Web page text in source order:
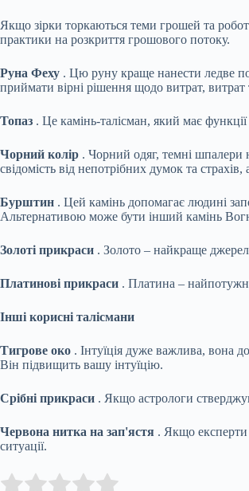
Якщо зірки торкаються теми грошей та
практики на розкриття грошового потоку.
Руна Феху . Цю руну краще нанести ледве
приймати вірні рішення щодо витрат, витрат
Топаз . Це камінь-талісман, який має
Чорний колір . Чорний одяг, темні шпалери
свідомість від непотрібних думок та
Бурштин . Цей камінь допомагає людині
Альтернативою може бути інший камінь
Золоті прикраси . Золото – найкраще
Платинові прикраси . Платина –
Інші корисні талісмани
Тигрове око . Інтуїція дуже важлива, вона
Він підвищить вашу інтуїцію.
Срібні прикраси . Якщо астрологи
Червона нитка на зап'ястя . Якщо експерти
ситуації.
Rate this item: